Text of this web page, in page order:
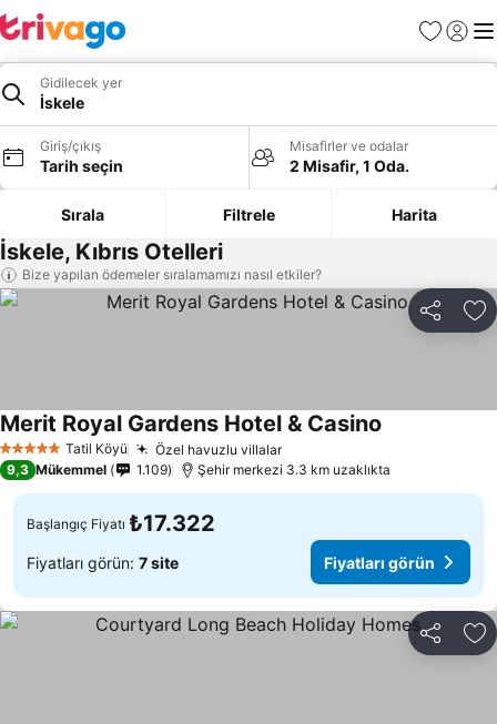
Favoriler
Giriş
Gidilecek yer
İskele
Giriş/çıkış
Tarih seçin
Misafirler ve odalar
2 Misafir, 1 Oda.
Sırala Filtrele Harita
İskele, Kıbrıs Otelleri
Bize yapılan ödemeler sıralamamızı nasıl etkiler?
Paylaş
5 Yıldız Tatil Köyü Özel havuzlu villalar
Merit Royal Gardens Hotel & Casino
9,3 Mükemmel 1.109 Şehir merkezi 3.3 km uzaklıkta
Başlangıç Fiyatı ₺17.322
Fiyatları görün: 7 site Fiyatları görün
Paylaş